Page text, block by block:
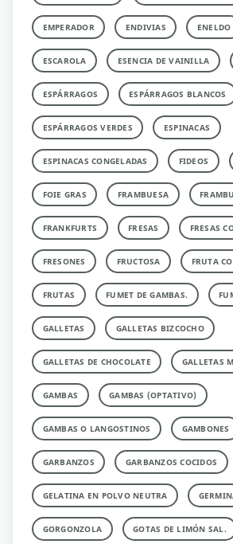
EMPERADOR ENDIVIAS ENELDO
ESCAROLA ESENCIA DE VAINILLA
ESPÁRRAGOS ESPÁRRAGOS BLANCOS
ESPÁRRAGOS VERDES ESPINACAS
ESPINACAS CONGELADAS FIDEOS
FOIE GRAS FRAMBUESA
FRANKFURTS FRESAS FRESAS
FRESONES FRUCTOSA FRUTA
FRUTAS FUMET DE GAMBAS.
GALLETAS GALLETAS BIZCOCHO
GALLETAS DE CHOCOLATE GALLETAS
GAMBAS GAMBAS (OPTATIVO)
GAMBAS O LANGOSTINOS GAMBONES
GARBANZOS GARBANZOS COCIDOS
GELATINA EN POLVO NEUTRA
GORGONZOLA GOTAS DE LIMÓN SAL.